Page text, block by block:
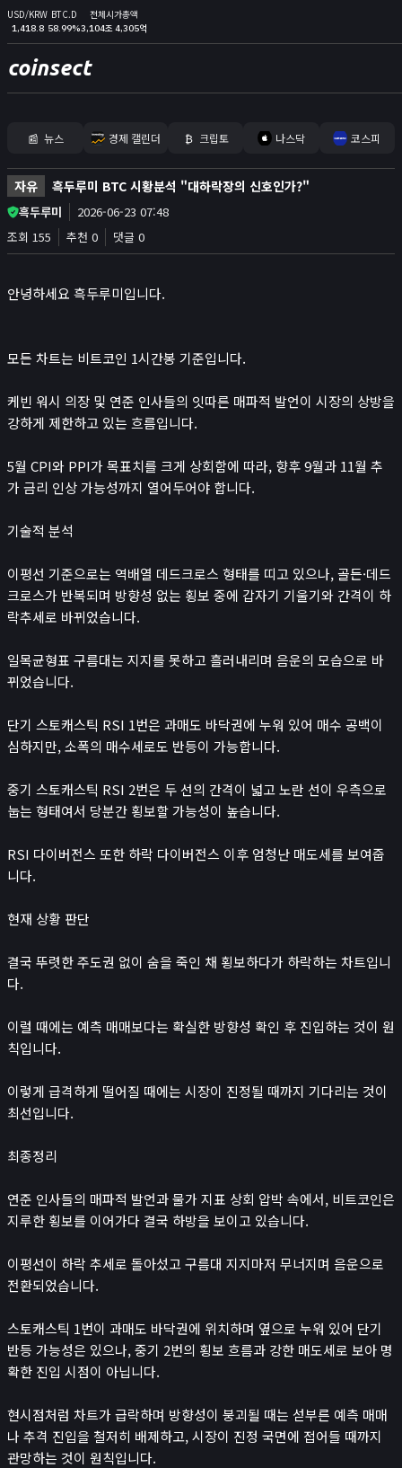
USD/KRW
1,418.8
BTC.D
58.99%
전체시가총액
3,104조 4,305억
coinsect
홈
커뮤니티
📊
실시간 포지션
고래 입출금
뉴스/콘텐츠
경제 캘린더
비트코인 보유단체
인플루언서
시가총액
₿
크립토
코스피
앱
연봉계산기
로또
게임
이미지 압축기
녹음기
😊 소개
📰 뉴스 경제 캘린더 ₿ 크립토 나스닥 코스피
자유 흑두루미 BTC 시황분석 "대하락장의 신호인가?"
흑두루미
2026-06-23 07:48
조회 155
추천 0 댓글 0
안녕하세요 흑두루미입니다.
모든 차트는 비트코인 1시간봉 기준입니다.
케빈 워시 의장 및 연준 인사들의 잇따른 매파적 발언이 시장의 상방을
강하게 제한하고 있는 흐름입니다.
5월 CPI와 PPI가 목표치를 크게 상회함에 따라, 향후 9월과 11월 추
가 금리 인상 가능성까지 열어두어야 합니다.
기술적 분석
이평선 기준으로는 역배열 데드크로스 형태를 띠고 있으나, 골든·데드
크로스가 반복되며 방향성 없는 횡보 중에 갑자기 기울기와 간격이 하
락추세로 바뀌었습니다.
일목균형표 구름대는 지지를 못하고 흘러내리며 음운의 모습으로 바
뀌었습니다.
단기 스토캐스틱 RSI 1번은 과매도 바닥권에 누워 있어 매수 공백이
심하지만, 소폭의 매수세로도 반등이 가능합니다.
중기 스토캐스틱 RSI 2번은 두 선의 간격이 넓고 노란 선이 우측으로
눕는 형태여서 당분간 횡보할 가능성이 높습니다.
RSI 다이버전스 또한 하락 다이버전스 이후 엄청난 매도세를 보여줍
니다.
현재 상황 판단
결국 뚜렷한 주도권 없이 숨을 죽인 채 횡보하다가 하락하는 차트입니
다.
이럴 때에는 예측 매매보다는 확실한 방향성 확인 후 진입하는 것이 원
칙입니다.
이렇게 급격하게 떨어질 때에는 시장이 진정될 때까지 기다리는 것이
최선입니다.
최종정리
연준 인사들의 매파적 발언과 물가 지표 상회 압박 속에서, 비트코인은
지루한 횡보를 이어가다 결국 하방을 보이고 있습니다.
이평선이 하락 추세로 돌아섰고 구름대 지지마저 무너지며 음운으로
전환되었습니다.
스토캐스틱 1번이 과매도 바닥권에 위치하며 옆으로 누워 있어 단기
반등 가능성은 있으나, 중기 2번의 횡보 흐름과 강한 매도세로 보아 명
확한 진입 시점이 아닙니다.
현시점처럼 차트가 급락하며 방향성이 붕괴될 때는 섣부른 예측 매매
나 추격 진입을 철저히 배제하고, 시장이 진정 국면에 접어들 때까지
관망하는 것이 원칙입니다.